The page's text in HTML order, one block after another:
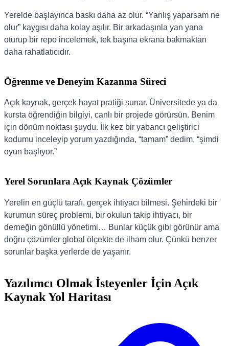
Yerelde başlayınca baskı daha az olur. “Yanlış yaparsam ne
olur” kaygısı daha kolay aşılır. Bir arkadaşınla yan yana
oturup bir repo incelemek, tek başına ekrana bakmaktan
daha rahatlatıcıdır.
Öğrenme ve Deneyim Kazanma Süreci
Açık kaynak, gerçek hayat pratiği sunar. Üniversitede ya da
kursta öğrendiğin bilgiyi, canlı bir projede görürsün. Benim
için dönüm noktası şuydu. İlk kez bir yabancı geliştirici
kodumu inceleyip yorum yazdığında, “tamam” dedim, “şimdi
oyun başlıyor.”
Yerel Sorunlara Açık Kaynak Çözümler
Yerelin en güçlü tarafı, gerçek ihtiyacı bilmesi. Şehirdeki bir
kurumun süreç problemi, bir okulun takip ihtiyacı, bir
derneğin gönüllü yönetimi… Bunlar küçük gibi görünür ama
doğru çözümler global ölçekte de ilham olur. Çünkü benzer
sorunlar başka yerlerde de yaşanır.
Yazılımcı Olmak İsteyenler İçin Açık
Kaynak Yol Haritası